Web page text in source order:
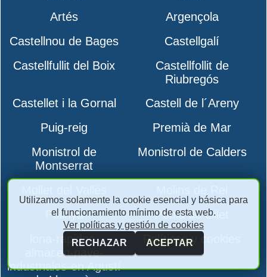
Artés
Argençola
Castellnou de Bages
Castellgalí
Castellfullit del Boix
Castellfollit de
Riubregós
Castellet i la Gornal
Castell de l´Areny
Puig-reig
Premià de Mar
Monistrol de
Montserrat
Monistrol de Calders
Polinyà
Pobla de Lillet
lona-rapidas-
almacen-nave-
industriales-en Agustí
Políticas y cookies
Utilizamos solamente la cookie esencial y básica para
el funcionamiento mínimo de esta web.
Ver políticas y gestión de cookies
RECHAZAR
ACEPTAR